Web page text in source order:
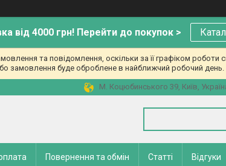
від 4000 грн! Перейти до покупок >
та повідомлення, оскільки за її графіком роботи
замовлення буде оброблене в найближчий робочий
М. Коцюбинського 39, Київ,
Повернення та обмін Статті Відгуки